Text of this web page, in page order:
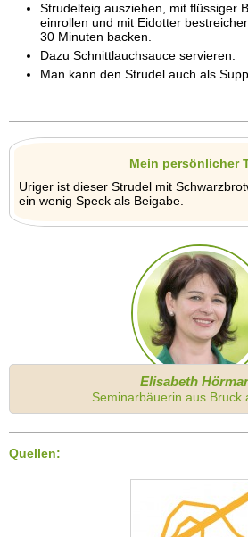
Strudelteig ausziehen, mit flüssiger
einrollen und mit Eidotter
30 Minuten backen.
Dazu Schnittlauchsauce servieren.
Man kann den Strudel auch als
Mein persönlicher
Uriger ist dieser Strudel mit
ein wenig Speck als Beigabe.
Elisabeth
Seminarbäuerin aus Bruck
Quellen: